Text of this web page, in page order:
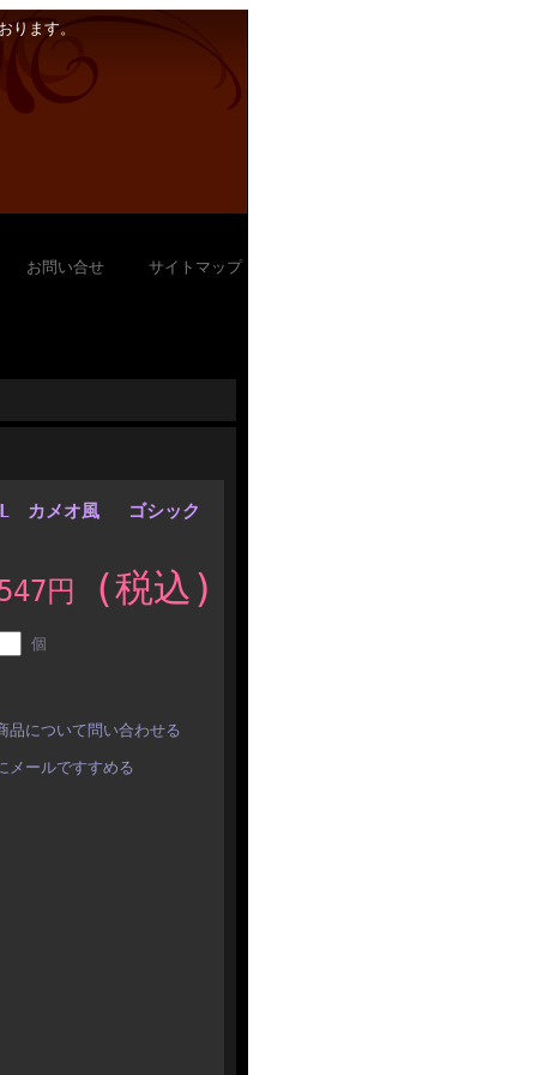
ます。
お問い合せ サイトマップ
カメオ風 ゴシック
円 (税込)
個
品について問い合わせる
メールですすめる